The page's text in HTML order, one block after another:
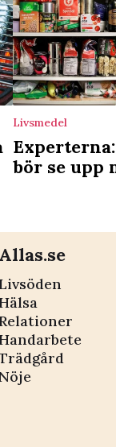
Livsmedel
bör se upp
Allas.se